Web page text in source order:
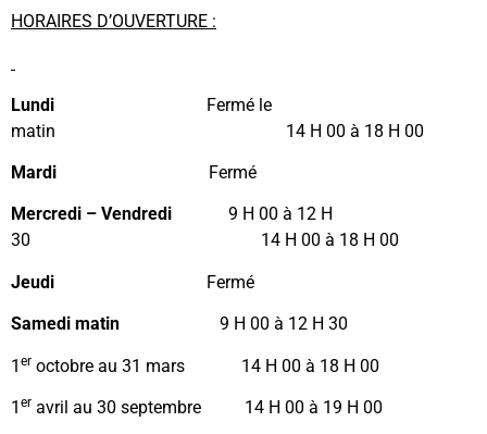
HORAIRES D’OUVERTURE :
Lundi
Fermé le
matin 14 H 00 à 18 H 00
Mardi Fermé
Mercredi – Vendredi 9 H 00 à 12 H
30 14 H 00 à 18 H 00
Jeudi Fermé
Samedi matin 9 H 00 à 12 H 30
1 er octobre au 31 mars 14 H 00 à 18 H 00
1 er avril au 30 septembre 14 H 00 à 19 H 00